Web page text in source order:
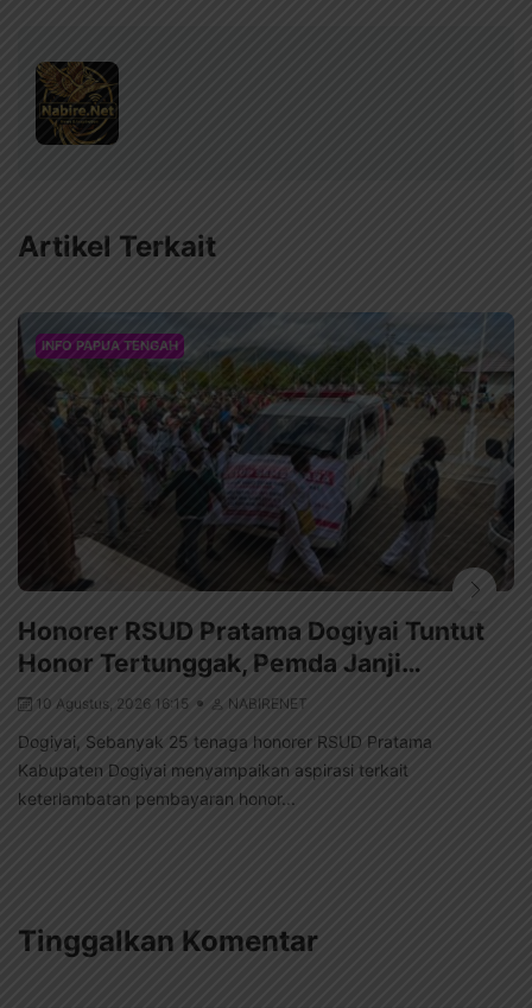
Artikel Terkait
INFO PAPUA TENGAH
Honorer RSUD Pratama Dogiyai Tuntut
Honor Tertunggak, Pemda Janji…
10 Agustus, 2026 16:15 NABIRENET
Dogiyai, Sebanyak 25 tenaga honorer RSUD Pratama
Kabupaten Dogiyai menyampaikan aspirasi terkait
keterlambatan pembayaran honor...
Tinggalkan Komentar